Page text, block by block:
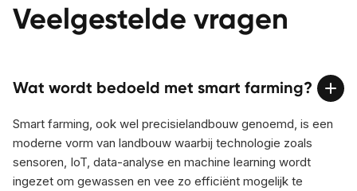
Veelgestelde vragen
Wat wordt bedoeld met smart farming?
Smart farming, ook wel precisielandbouw genoemd, is een
moderne vorm van landbouw waarbij technologie zoals
sensoren, IoT, data-analyse en machine learning wordt
ingezet om gewassen en vee zo efficiënt mogelijk te